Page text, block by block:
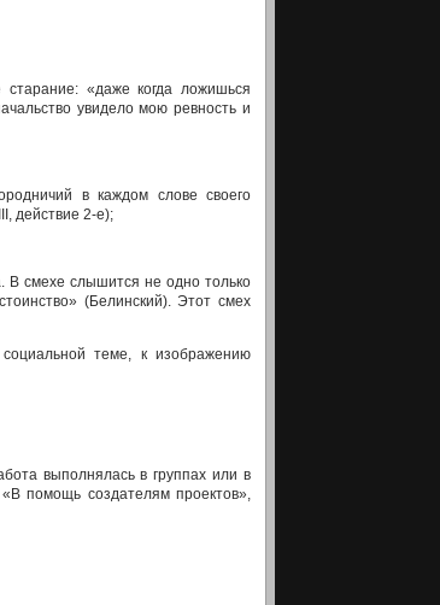
«даже когда ложишься
увидело мою ревность и
в каждом слове своего
дей­ствие 2-е);
смехе слышится не одно только
(Белинский). Этот смех
теме, к изображению
выполнялась в группах или в
по­мощь создателям проектов»,